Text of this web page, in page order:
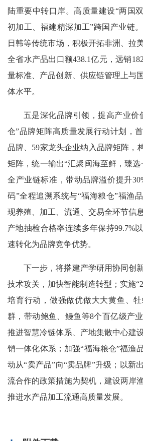
陆重要中转口岸。高质量建设“两国
初加工、福建精深加工”跨国产业链
日韩等传统市场，积极开拓非洲、拉
全省水产品出口额438.1亿元，远销
量标准、产品创新、供应链管理上与
体水平。
五是深化品牌引领，提高产业价
仓”品牌矩阵高质量发展行动计划，
品牌、59家龙头企业纳入品牌矩阵，
矩阵，统一输出“汇聚闽海至鲜，臻
全产业链标准，带动品牌溢价提升
码”全程追溯系统与“福海粮仓”福渔
现养殖、加工、流通、交易全环节信
产地抽检合格率连续多年保持99.7%
速转化为品牌竞争优势。
下一步，将搭建产学研用协同创
技术攻关，加快智能制造转型；实施
培育行动，做强做优做大大黄鱼、
群，带动鲍鱼、鳗鱼等8个百亿级产
推进智慧冷链体系、产地集散中心建
销一体化体系；加强“福海粮仓”福渔
动从“卖产品”向“卖品牌”升级；以新
流合作的政策措施为契机，建设两岸
推进水产品加工流通高质量发展。